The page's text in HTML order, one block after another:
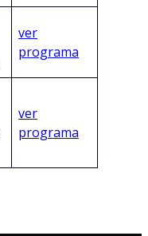
ver
programa
ver
programa